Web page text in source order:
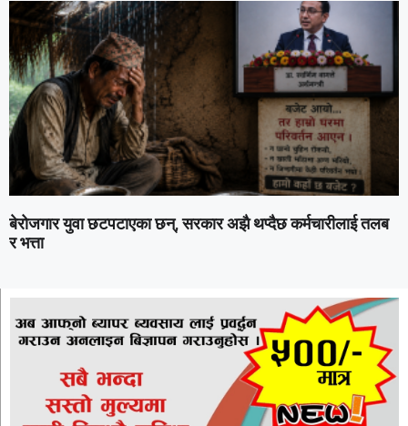
बेरोजगार युवा छटपटाएका छन्, सरकार अझै थप्दैछ कर्मचारीलाई तलब
र भत्ता